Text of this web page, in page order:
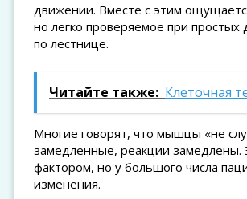
движении. Вместе с этим
но легко проверяемое при
по лестнице.
Читайте также: Клеточная
Многие говорят, что мышцы «не
замедленные, реакции замедлены.
фактором, но у большого числа
изменения.